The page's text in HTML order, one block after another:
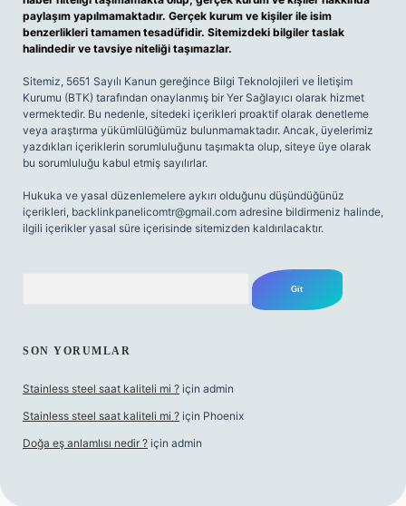
paylaşım yapılmamaktadır. Gerçek kurum ve kişiler ile isim
benzerlikleri tamamen tesadüfidir. Sitemizdeki bilgiler taslak
halindedir ve tavsiye niteliği taşımazlar.
Sitemiz, 5651 Sayılı Kanun gereğince Bilgi Teknolojileri ve İletişim
Kurumu (BTK) tarafından onaylanmış bir Yer Sağlayıcı olarak hizmet
vermektedir. Bu nedenle, sitedeki içerikleri proaktif olarak denetleme
veya araştırma yükümlülüğümüz bulunmamaktadır. Ancak, üyelerimiz
yazdıkları içeriklerin sorumluluğunu taşımakta olup, siteye üye olarak
bu sorumluluğu kabul etmiş sayılırlar.
Hukuka ve yasal düzenlemelere aykırı olduğunu düşündüğünüz
içerikleri, backlinkpanelicomtr@gmail.com adresine bildirmeniz halinde,
ilgili içerikler yasal süre içerisinde sitemizden kaldırılacaktır.
SON YORUMLAR
Stainless steel saat kaliteli mi ? için admin
Stainless steel saat kaliteli mi ? için Phoenix
Doğa eş anlamlısı nedir ? için admin